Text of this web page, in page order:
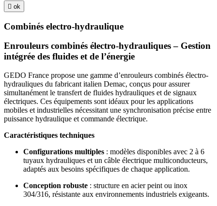
 ok
Combinés electro-hydraulique
Enrouleurs combinés électro-hydrauliques – Gestion
intégrée des fluides et de l’énergie
GEDO France propose une gamme d’enrouleurs combinés électro-
hydrauliques du fabricant italien Demac, conçus pour assurer
simultanément le transfert de fluides hydrauliques et de signaux
électriques. Ces équipements sont idéaux pour les applications
mobiles et industrielles nécessitant une synchronisation précise entre
puissance hydraulique et commande électrique.
Caractéristiques techniques
Configurations multiples : modèles disponibles avec 2 à 6
tuyaux hydrauliques et un câble électrique multiconducteurs,
adaptés aux besoins spécifiques de chaque application.
Conception robuste : structure en acier peint ou inox
304/316, résistante aux environnements industriels exigeants.